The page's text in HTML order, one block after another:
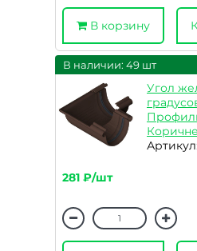
В корзину
В наличии: 49 шт
Угол
281 ₽/шт